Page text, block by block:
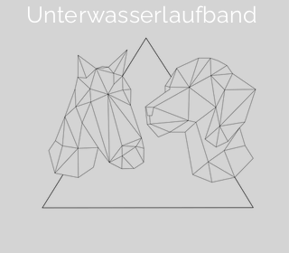
Unterwasserlaufband